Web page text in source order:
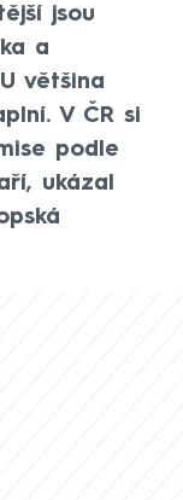
jsou
a
většina
V ČR si
podle
ukázal